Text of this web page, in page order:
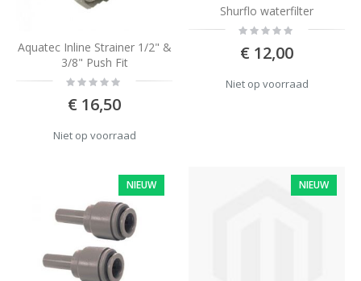
Aquatec Inline Strainer 1/2" &
3/8" Push Fit
Rating:
0%
€ 16,50
Niet op voorraad
Shurflo waterfilter
Rating:
€ 12,00
Niet op voorraad
NIEUW NIEUW